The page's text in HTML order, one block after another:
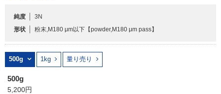
純度
3N
形状
粉末,M180 μm以下 【powder,M180 μm pass】
500g 1kg 量り売り
500g
5,200円